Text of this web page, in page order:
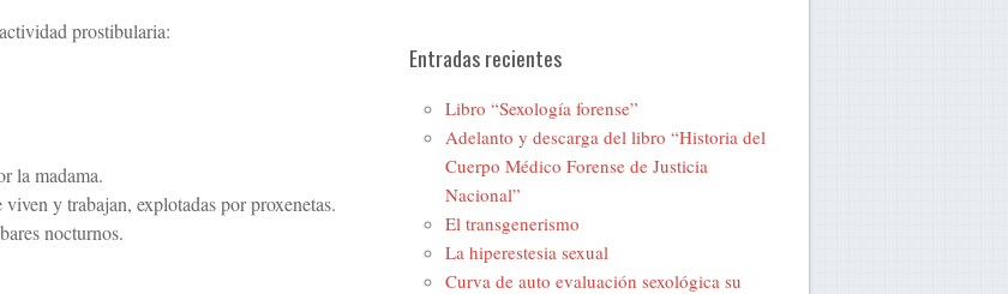
prostibularia:
la madama.
y trabajan, explotadas por proxenetas.
nocturnos.
Entradas recientes
Libro “Sexología forense”
Adelanto y descarga del libro “Historia del
Cuerpo Médico Forense de Justicia
Nacional”
El transgenerismo
La hiperestesia sexual
Curva de auto evaluación sexológica su